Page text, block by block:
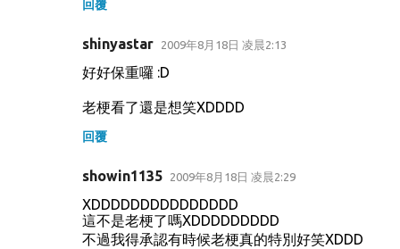
回覆
shinyastar 2009年8月18日 凌晨2:13
好好保重囉 :D
老梗看了還是想笑XDDDD
回覆
showin1135 2009年8月18日 凌晨2:29
XDDDDDDDDDDDDDDD
這不是老梗了嗎XDDDDDDDDD
不過我得承認有時候老梗真的特別好笑XDDD